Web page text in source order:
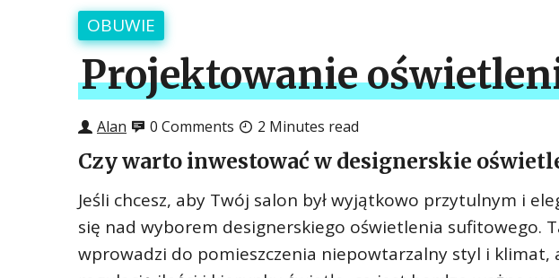
OBUWIE
Projektowanie
Alan 0 Comments 2 Minutes read
Czy warto inwestować w designerskie
Jeśli chcesz, aby Twój salon był wyjątkowo przytulnym i
się nad wyborem designerskiego oświetlenia sufitowego.
wprowadzi do pomieszczenia niepowtarzalny styl i klimat,